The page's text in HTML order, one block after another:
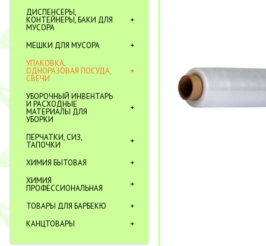
ДИСПЕНСЕРЫ,
КОНТЕЙНЕРЫ, БАКИ ДЛЯ
МУСОРА
МЕШКИ ДЛЯ МУСОРА
УПАКОВКА,
ОДНОРАЗОВАЯ ПОСУДА,
СВЕЧИ
УБОРОЧНЫЙ ИНВЕНТАРЬ
И РАСХОДНЫЕ
МАТЕРИАЛЫ ДЛЯ
УБОРКИ
ПЕРЧАТКИ, СИЗ,
ТАПОЧКИ
ХИМИЯ БЫТОВАЯ
ХИМИЯ
ПРОФЕССИОНАЛЬНАЯ
ТОВАРЫ ДЛЯ БАРБЕКЮ
КАНЦТОВАРЫ